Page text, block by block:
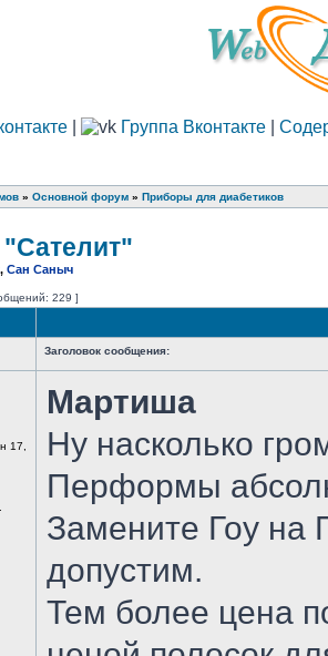
Группа Вконтакте
» Основной форум » Приборы для диабетиков
, Сан Саныч
229 ]
Заголовок сообщения:
17,
Мартиша
Ну насколько
Перформы
Замените Гоу
допустим.
Тем более цена